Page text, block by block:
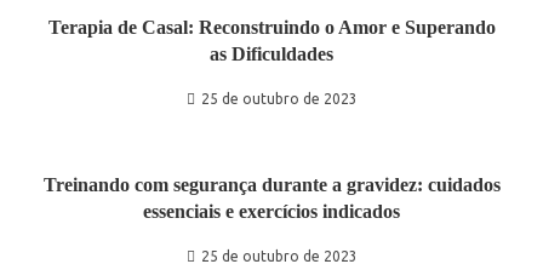
Terapia de Casal: Reconstruindo o Amor e Superando
as Dificuldades
25 de outubro de 2023
Treinando com segurança durante a gravidez: cuidados
essenciais e exercícios indicados
25 de outubro de 2023